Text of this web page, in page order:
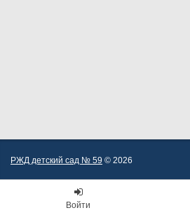
РЖД детский сад № 59 © 2026
Войти